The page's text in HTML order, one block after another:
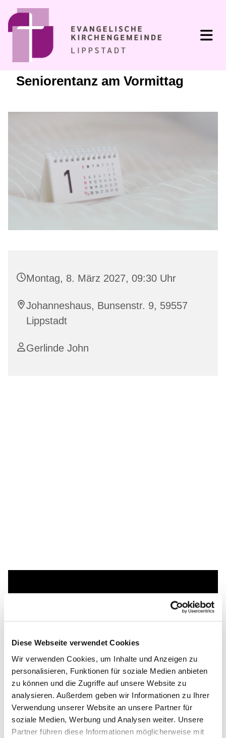
Diese Webseite verwendet Cookies
Wir verwenden Cookies, um Inhalte und Anzeigen zu
personalisieren, Funktionen für soziale Medien anbieten
zu können und die Zugriffe auf unsere Website zu
analysieren. Außerdem geben wir Informationen zu Ihrer
Verwendung unserer Website an unsere Partner für
soziale Medien, Werbung und Analysen weiter. Unsere
Partner führen diese Informationen möglicherweise mit
Seniorentanz am Vormittag
Montag, 8. März 2027, 09:30 Uhr
Johanneshaus, Bunsenstr. 9, 59557
Lippstadt
Gerlinde John
Dies könnte Sie auch
interessieren